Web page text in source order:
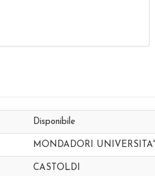
Disponibile
MONDADORI UNIVERSITA'
CASTOLDI